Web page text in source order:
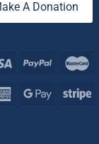
A Donation